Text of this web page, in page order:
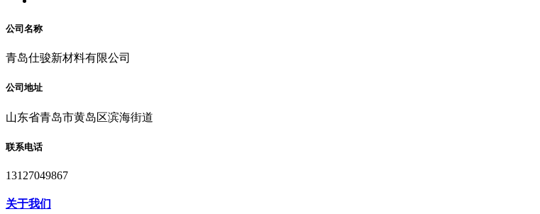
公司名称
青岛仕骏新材料有限公司
公司地址
山东省青岛市黄岛区滨海街道
联系电话
13127049867
关于我们